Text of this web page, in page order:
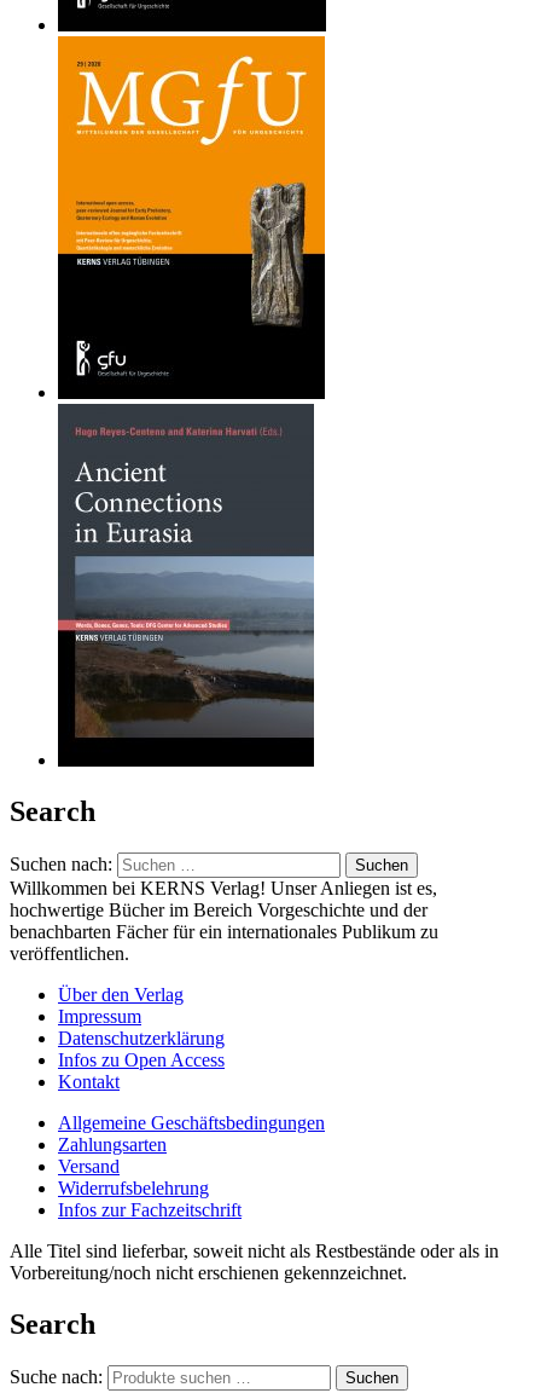
Search
Suchen nach:
Willkommen bei KERNS Verlag! Unser Anliegen ist es,
hochwertige Bücher im Bereich Vorgeschichte und der
benachbarten Fächer für ein internationales Publikum zu
veröffentlichen.
Über den Verlag
Impressum
Datenschutzerklärung
Infos zu Open Access
Kontakt
Allgemeine Geschäftsbedingungen
Zahlungsarten
Versand
Widerrufsbelehrung
Infos zur Fachzeitschrift
Alle Titel sind lieferbar, soweit nicht als Restbestände oder als in
Vorbereitung/noch nicht erschienen gekennzeichnet.
Search
Suche nach: Suchen